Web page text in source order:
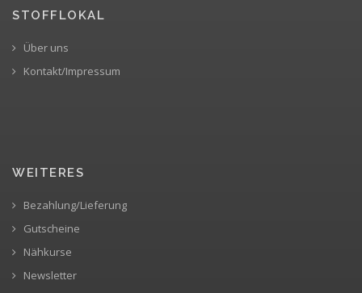
STOFFLOKAL
Über uns
Kontakt/Impressum
WEITERES
Bezahlung/Lieferung
Gutscheine
Nähkurse
Newsletter